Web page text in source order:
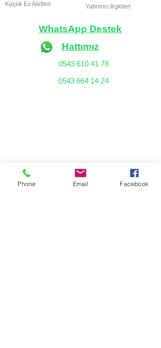
Yatırımcı İlişkileri
Küçük Ev Aletleri
WhatsApp Destek
Hattımız
0543 610 41 78
0543 664 14 24
Phone Email Facebook